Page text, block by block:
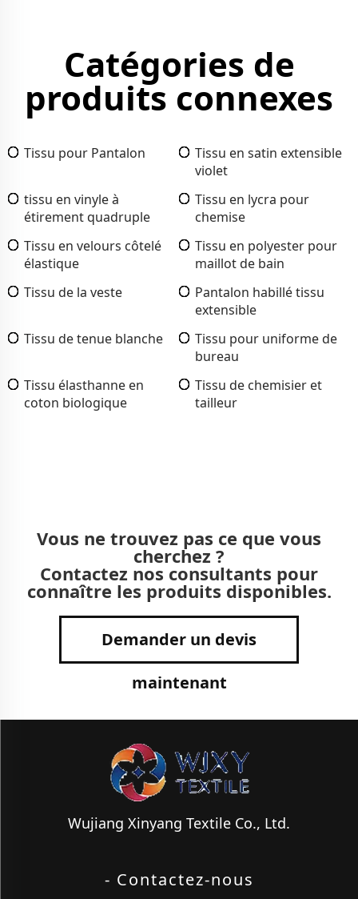
Catégories de
produits connexes
Tissu pour Pantalon
Tissu en satin extensible
violet
tissu en vinyle à
étirement quadruple
Tissu en lycra pour
chemise
Tissu en velours côtelé
élastique
Tissu en polyester pour
maillot de bain
Tissu de la veste
Pantalon habillé tissu
extensible
Tissu de tenue blanche
Tissu pour uniforme de
bureau
Tissu élasthanne en
coton biologique
Tissu de chemisier et
tailleur
Vous ne trouvez pas ce que vous
cherchez ?
Contactez nos consultants pour
connaître les produits disponibles.
Demander un devis
maintenant
Wujiang Xinyang Textile Co., Ltd.
- Contactez-nous